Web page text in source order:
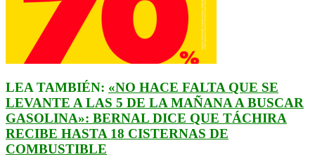
LEA TAMBIÉN: «NO HACE FALTA QUE SE
LEVANTE A LAS 5 DE LA MAÑANA A BUSCAR
GASOLINA»: BERNAL DICE QUE TÁCHIRA
RECIBE HASTA 18 CISTERNAS DE
COMBUSTIBLE